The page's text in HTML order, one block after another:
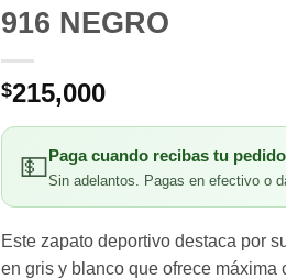
916 NEGRO
$215,000
💵Paga cuando recibas tu pedido
Sin adelantos. Pagas en efectivo o
Este zapato deportivo destaca por
en gris y blanco que ofrece